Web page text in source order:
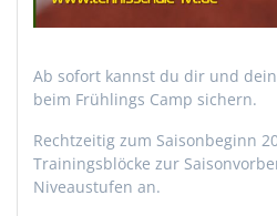
Ab sofort kannst du dir und
beim Frühlings Camp sichern.
Rechtzeitig zum Saisonbeginn
Trainingsblöcke zur
Niveaustufen an.